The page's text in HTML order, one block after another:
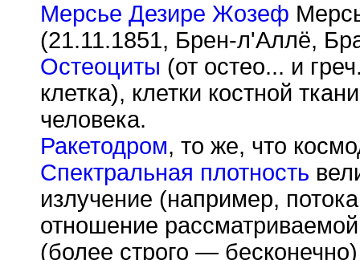
Мерсье Дезире Жозеф
(21.11.1851, Брен-л'Аллё,
Остеоциты (от остео... и
клетка), клетки костной
человека.
Ракетодром, то же, что
Спектральная плотность
излучение (например,
отношение
(более строго —